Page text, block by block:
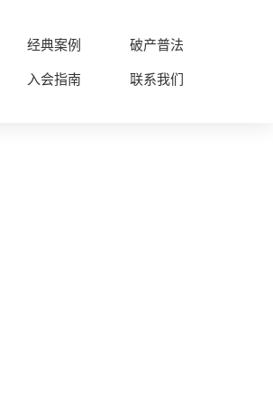
经典案例
破产普法
入会指南 联系我们